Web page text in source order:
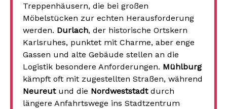
Treppenhäusern, die bei großen
Möbelstücken zur echten Herausforderung
werden. Durlach, der historische Ortskern
Karlsruhes, punktet mit Charme, aber enge
Gassen und alte Gebäude stellen an die
Logistik besondere Anforderungen. Mühlburg
kämpft oft mit zugestellten Straßen, während
Neureutund die Nordweststadtdurch
längere Anfahrtswege ins Stadtzentrum